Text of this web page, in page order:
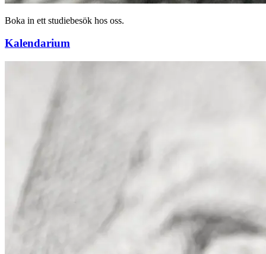
Boka in ett studiebesök hos oss.
Kalendarium